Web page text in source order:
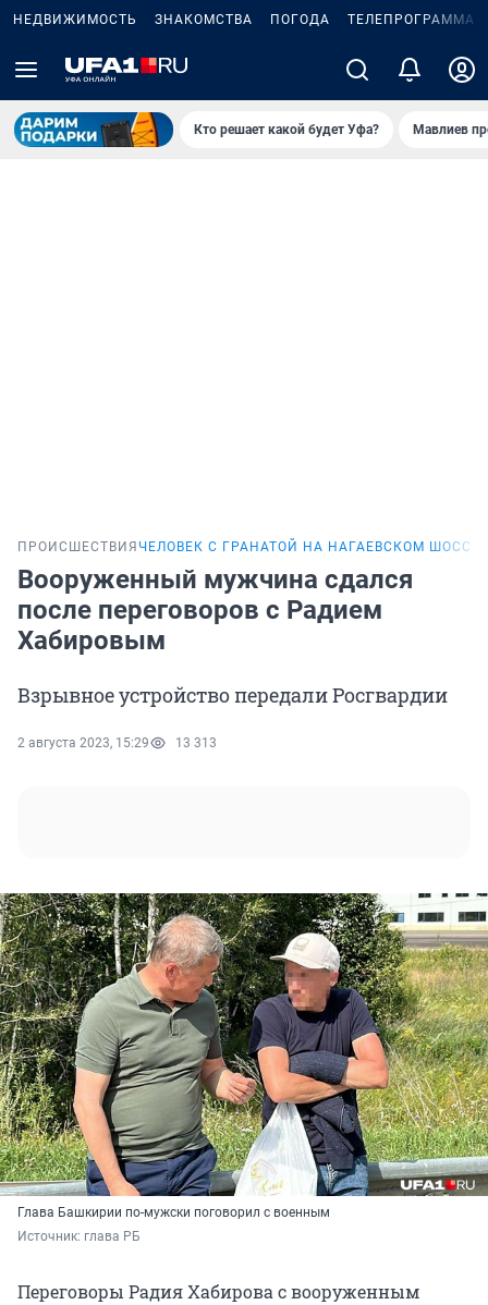
НЕДВИЖИМОСТЬ ЗНАКОМСТВА ПОГОДА ТЕЛЕПРОГРАММА
Кто решает какой будет Уфа? Мавлиев
ПРОИСШЕСТВИЯ ЧЕЛОВЕК С ГРАНАТОЙ НА НАГАЕВСКОМ ШОССЕ
Вооруженный мужчина сдался
после переговоров с Радием
Хабировым
Взрывное устройство передали Росгвардии
2 августа 2023, 15:29 13 313
Глава Башкирии по-мужски поговорил с военным
Источник: глава РБ
Переговоры Радия Хабирова с вооруженным